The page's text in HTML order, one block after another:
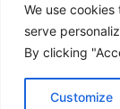
We use
serve
By clicking
Customize
Privacy